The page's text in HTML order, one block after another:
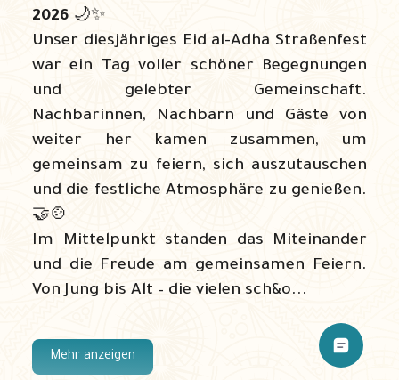
2026 🌙✨
Unser diesjähriges Eid al-Adha Straßenfest
war ein Tag voller schöner Begegnungen
und gelebter Gemeinschaft.
Nachbarinnen, Nachbarn und Gäste von
weiter her kamen zusammen, um
gemeinsam zu feiern, sich auszutauschen
und die festliche Atmosphäre zu genießen.
🤝🍲
Im Mittelpunkt standen das Miteinander
und die Freude am gemeinsamen Feiern.
Von Jung bis Alt – die vielen sch&o...
Mehr anzeigen